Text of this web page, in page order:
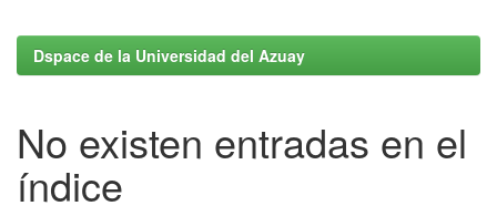
Dspace de la Universidad del Azuay
No existen entradas en el
índice